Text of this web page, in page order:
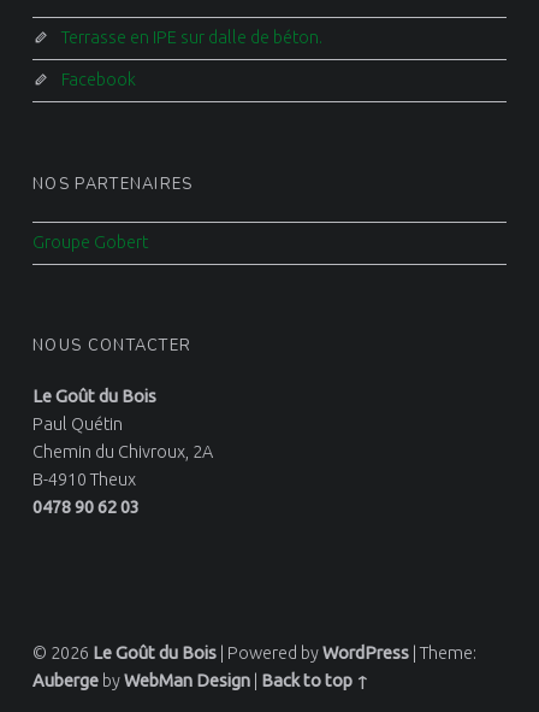
Terrasse en IPE sur dalle de béton.
Facebook
NOS PARTENAIRES
Groupe Gobert
NOUS CONTACTER
Le Goût du Bois
Paul Quétin
Chemin du Chivroux, 2A
B-4910 Theux
0478 90 62 03
© 2026 Le Goût du Bois | Powered byWordPress |Theme:
AubergebyWebMan Design | Back to top ↑